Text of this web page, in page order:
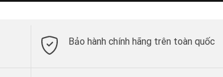
Bảo hành chính hãng trên toàn quốc